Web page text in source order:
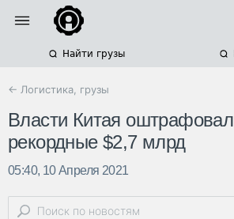
Найти грузы
← Логистика, грузы
Власти Китая
рекордные $2,7 млрд
05:40, 10 Апреля 2021